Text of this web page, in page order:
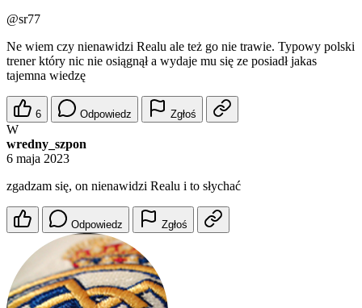
@sr77
Ne wiem czy nienawidzi Realu ale też go nie trawie. Typowy polski
trener który nic nie osiągnął a wydaje mu się ze posiadł jakas
tajemna wiedzę
6 Odpowiedz Zgłoś
W
wredny_szpon
6 maja 2023
zgadzam się, on nienawidzi Realu i to słychać
Odpowiedz Zgłoś